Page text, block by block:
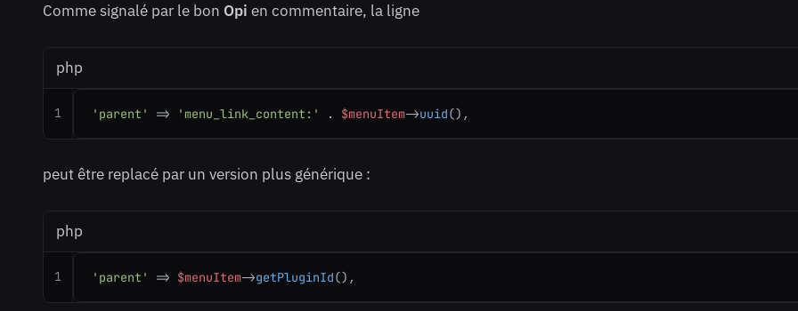
Comme signalé par le bon Opi en commentaire, la ligne
php
1 'parent' => 'menu_link_content:' . $menuItem->uuid(),
peut être replacé par un version plus générique :
php
1 'parent' => $menuItem->getPluginId(),